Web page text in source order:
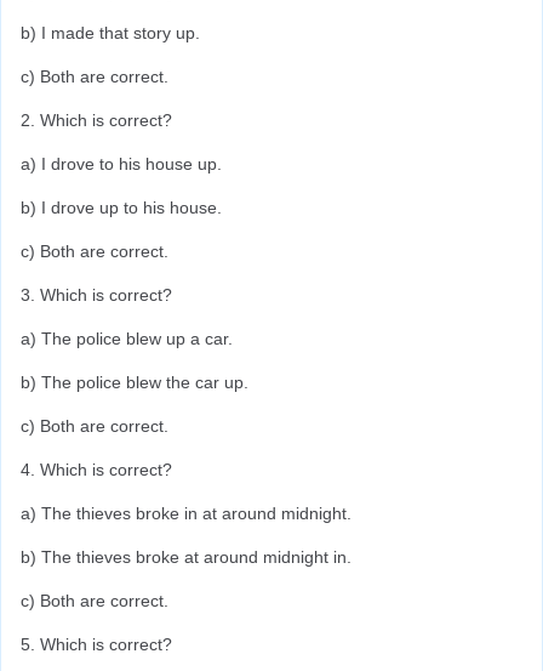
b) I made that story up.
c) Both are correct.
2. Which is correct?
a) I drove to his house up.
b) I drove up to his house.
c) Both are correct.
3. Which is correct?
a) The police blew up a car.
b) The police blew the car up.
c) Both are correct.
4. Which is correct?
a) The thieves broke in at around midnight.
b) The thieves broke at around midnight in.
c) Both are correct.
5. Which is correct?